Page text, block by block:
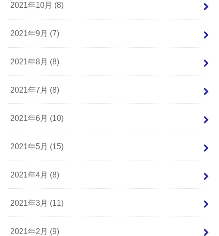
2021年10月 (8)
2021年9月 (7)
2021年8月 (8)
2021年7月 (8)
2021年6月 (10)
2021年5月 (15)
2021年4月 (8)
2021年3月 (11)
2021年2月 (9)